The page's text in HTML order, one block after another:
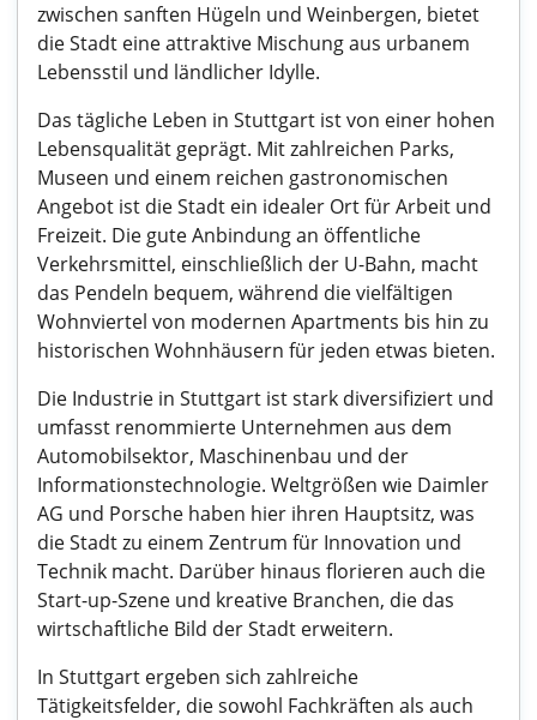
zwischen sanften Hügeln und Weinbergen, bietet
die Stadt eine attraktive Mischung aus urbanem
Lebensstil und ländlicher Idylle.
Das tägliche Leben in Stuttgart ist von einer hohen
Lebensqualität geprägt. Mit zahlreichen Parks,
Museen und einem reichen gastronomischen
Angebot ist die Stadt ein idealer Ort für Arbeit und
Freizeit. Die gute Anbindung an öffentliche
Verkehrsmittel, einschließlich der U-Bahn, macht
das Pendeln bequem, während die vielfältigen
Wohnviertel von modernen Apartments bis hin zu
historischen Wohnhäusern für jeden etwas bieten.
Die Industrie in Stuttgart ist stark diversifiziert und
umfasst renommierte Unternehmen aus dem
Automobilsektor, Maschinenbau und der
Informationstechnologie. Weltgrößen wie Daimler
AG und Porsche haben hier ihren Hauptsitz, was
die Stadt zu einem Zentrum für Innovation und
Technik macht. Darüber hinaus florieren auch die
Start-up-Szene und kreative Branchen, die das
wirtschaftliche Bild der Stadt erweitern.
In Stuttgart ergeben sich zahlreiche
Tätigkeitsfelder, die sowohl Fachkräften als auch